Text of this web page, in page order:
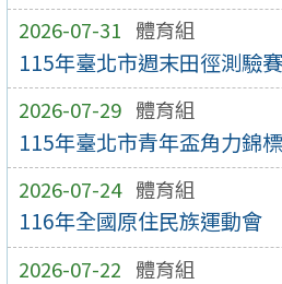
2026-07-31 體育組
115年臺北市週末田徑測驗
2026-07-29 體育組
115年臺北市青年盃角力錦
2026-07-24 體育組
116年全國原住民族運動會
2026-07-22 體育組